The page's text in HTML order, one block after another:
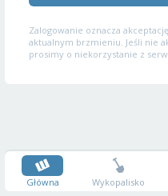
Zalogowanie oznacza akceptację
aktualnym brzmieniu. Jeśli nie
prosimy o niekorzystanie z
Główna Wykopalisko